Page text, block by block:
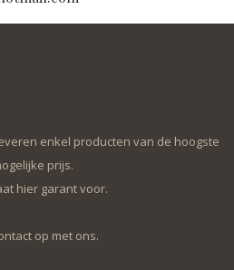
enkel producten van de hoogste
prijs.
hier garant voor.
op met ons.